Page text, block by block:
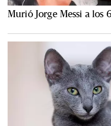
Murió Jorge Messi a los